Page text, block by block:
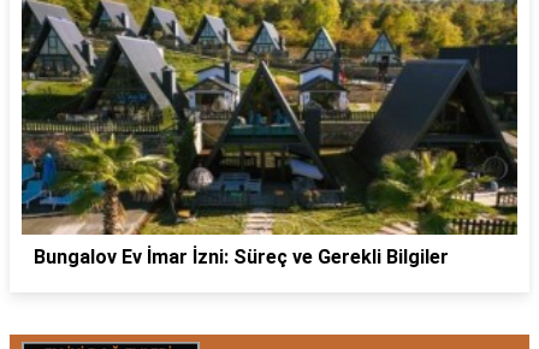
Bungalov Ev İmar İzni: Süreç ve Gerekli Bilgiler